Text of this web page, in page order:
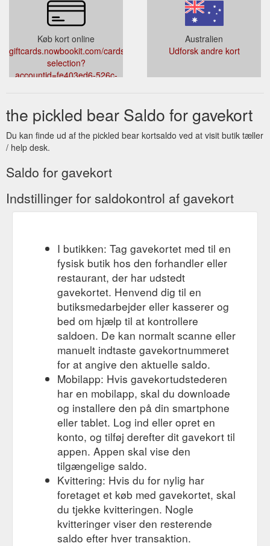
Køb kort online
giftcards.nowbookit.com/cards/card-
selection?
accountid=fe403ed6-526c-
Australien
Udforsk andre kort
the pickled bear Saldo for gavekort
Du kan finde ud af the pickled bear kortsaldo ved at visit butik tæller
/ help desk.
Saldo for gavekort
Indstillinger for saldokontrol af gavekort
I butikken: Tag gavekortet med til en
fysisk butik hos den forhandler eller
restaurant, der har udstedt
gavekortet. Henvend dig til en
butiksmedarbejder eller kasserer og
bed om hjælp til at kontrollere
saldoen. De kan normalt scanne eller
manuelt indtaste gavekortnummeret
for at angive den aktuelle saldo.
Mobilapp: Hvis gavekortudstederen
har en mobilapp, skal du downloade
og installere den på din smartphone
eller tablet. Log ind eller opret en
konto, og tilføj derefter dit gavekort til
appen. Appen skal vise den
tilgængelige saldo.
Kvittering: Hvis du for nylig har
foretaget et køb med gavekortet, skal
du tjekke kvitteringen. Nogle
kvitteringer viser den resterende
saldo efter hver transaktion.